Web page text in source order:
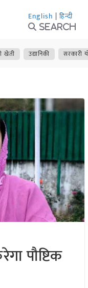
English | हिन्दी
Search
खेती उद्यानिकी सरकारी
पौष्टिक